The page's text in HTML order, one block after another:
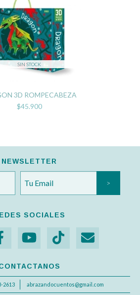
SIN STOCK
3D ROMPECABEZA
$45.900
NEWSLETTER
SOCIALES
2613 abrazandocuentos@gmail.com